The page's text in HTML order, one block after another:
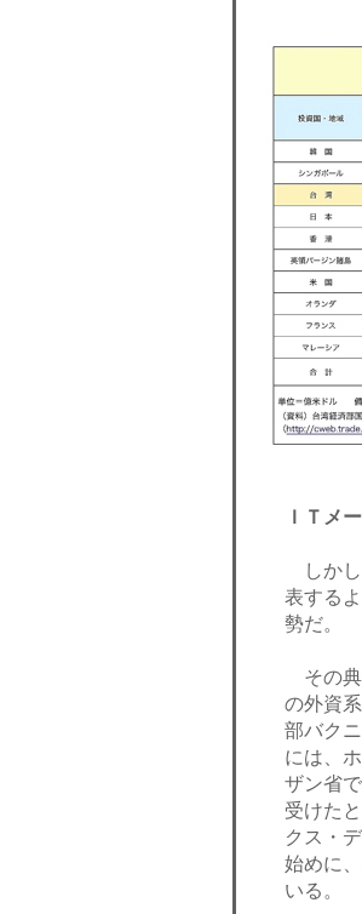
ＩＴメ
しかし
表する
勢だ。
その典
の外資
部バク
には、
ザン省
受けた
クス・
始めに
いる。